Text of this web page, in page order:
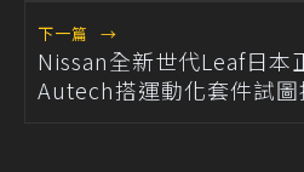
下一篇 →
Nissan全新世代Leaf日本
Autech搭運動化套件試圖